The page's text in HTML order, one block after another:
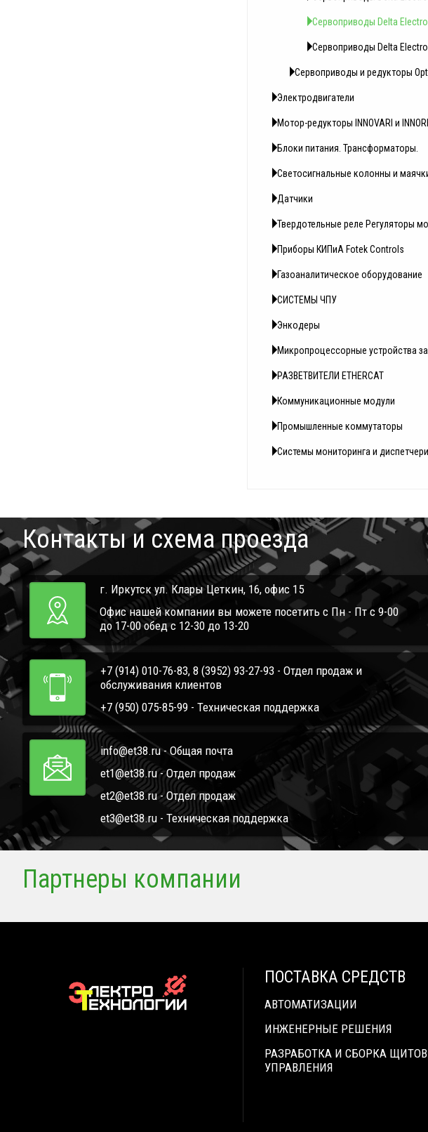
Сервоприводы Delta
Сервоприводы Delta
Сервоприводы и редукторы
Электродвигатели
Мотор-редукторы INNOVARI и
Блоки питания. Трансформаторы.
Светосигнальные колонны и маячки
Датчики
Твердотельные реле Регуляторы
Приборы КИПиА Fotek Controls
Газоаналитическое оборудование
СИСТЕМЫ ЧПУ
Энкодеры
Микропроцессорные устройства
РАЗВЕТВИТЕЛИ ETHERCAT
Коммуникационные модули
Промышленные коммутаторы
Системы мониторинга и
Контакты и схема проезда
г. Иркутск ул. Клары Цеткин, 16, офис 15
Офис нашей компании вы можете посетить с Пн - Пт с 9-00
до 17-00 обед с 12-30 до 13-20
+7 (914) 010-76-83, 8 (3952) 93-27-93 - Отдел продаж и
обслуживания клиентов
+7 (950) 075-85-99 - Техническая поддержка
info@et38.ru - Общая почта
et1@et38.ru - Отдел продаж
et2@et38.ru - Отдел продаж
et3@et38.ru - Техническая поддержка
Партнеры компании
ПОСТАВКА СРЕДСТВ
АВТОМАТИЗАЦИИ
ИНЖЕНЕРНЫЕ РЕШЕНИЯ
РАЗРАБОТКА И СБОРКА ЩИТОВ
УПРАВЛЕНИЯ